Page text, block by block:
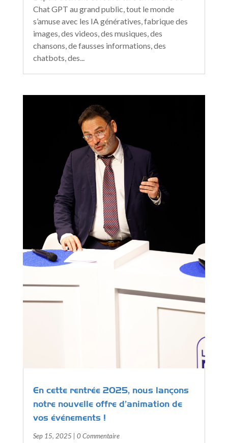
Chat GPT au grand public, tout le monde
s’amuse avec les IA génératives, fabrique des
images, des videos, des musiques, des
chansons, de fausses informations, des
chatbots, des...
En cette rentrée 2025, nous lançons
notre nouvelle offre d’animation de
vos événements !
Sep 15, 2025 | 0 Commentaire